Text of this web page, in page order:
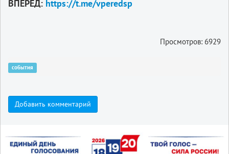
ВПЕРЁД: https://t.me/vperedsp
Просмотров: 6929
события
Добавить комментарий